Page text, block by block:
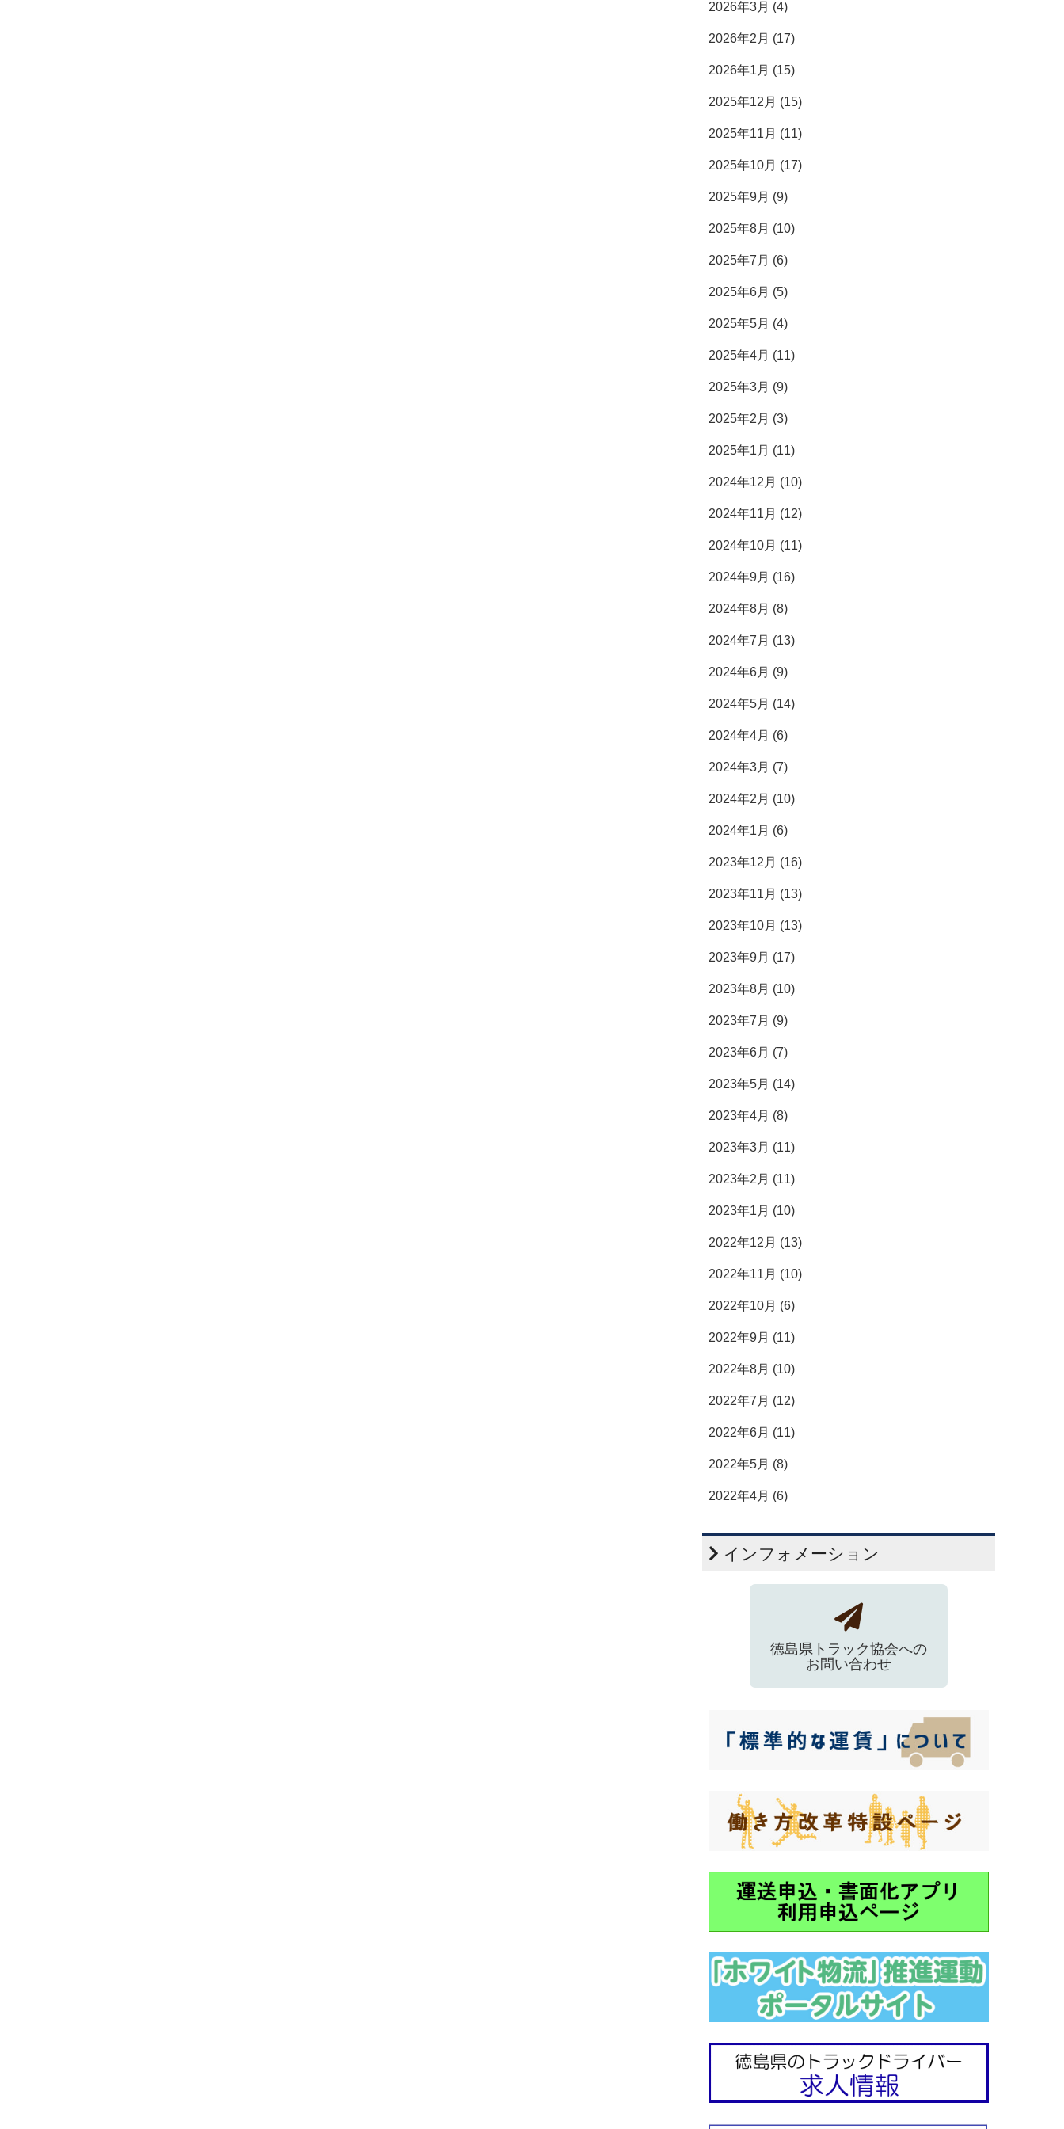
2026年3月 (4)
2026年2月 (17)
2026年1月 (15)
2025年12月 (15)
2025年11月 (11)
2025年10月 (17)
2025年9月 (9)
2025年8月 (10)
2025年7月 (6)
2025年6月 (5)
2025年5月 (4)
2025年4月 (11)
2025年3月 (9)
2025年2月 (3)
2025年1月 (11)
2024年12月 (10)
2024年11月 (12)
2024年10月 (11)
2024年9月 (16)
2024年8月 (8)
2024年7月 (13)
2024年6月 (9)
2024年5月 (14)
2024年4月 (6)
2024年3月 (7)
2024年2月 (10)
2024年1月 (6)
2023年12月 (16)
2023年11月 (13)
2023年10月 (13)
2023年9月 (17)
2023年8月 (10)
2023年7月 (9)
2023年6月 (7)
2023年5月 (14)
2023年4月 (8)
2023年3月 (11)
2023年2月 (11)
2023年1月 (10)
2022年12月 (13)
2022年11月 (10)
2022年10月 (6)
2022年9月 (11)
2022年8月 (10)
2022年7月 (12)
2022年6月 (11)
2022年5月 (8)
2022年4月 (6)
インフォメーション
徳島県トラック協会への
お問い合わせ